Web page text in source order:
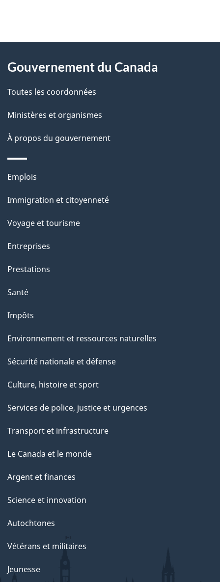
D
t
a
l
s
l
a
a
g
"
propos
ce
site
Gouvernement du Canada
Toutes les coordonnées
Ministères et organismes
À propos du gouvernement
Thèmes
sujets
Emplois
Immigration et citoyenneté
Voyage et tourisme
Entreprises
Prestations
Santé
Impôts
Environnement et ressources naturelles
Sécurité nationale et défense
Culture, histoire et sport
Services de police, justice et urgences
Transport et infrastructure
Le Canada et le monde
Argent et finances
Science et innovation
Autochtones
Vétérans et militaires
Jeunesse